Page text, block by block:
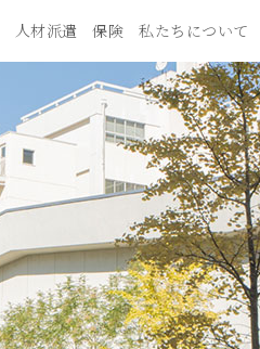
人材派遣 保険 私たちについて